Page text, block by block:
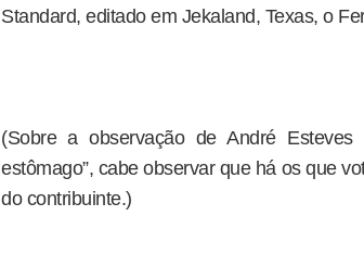
Standard, editado em Jekaland, Texas, o
(Sobre a observação de André
estômago”, cabe observar que há os que
do contribuinte.)